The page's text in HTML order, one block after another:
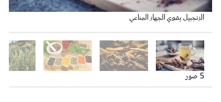
الزنجبيل يقوي الجهاز المناعي
القرفة تساعد على تخفيض مستوى السكر في الدم
توابل تقي من السرطان والسكري وأمراض الشيخوخة
5 صور